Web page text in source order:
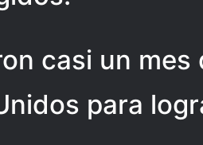
casi un
para